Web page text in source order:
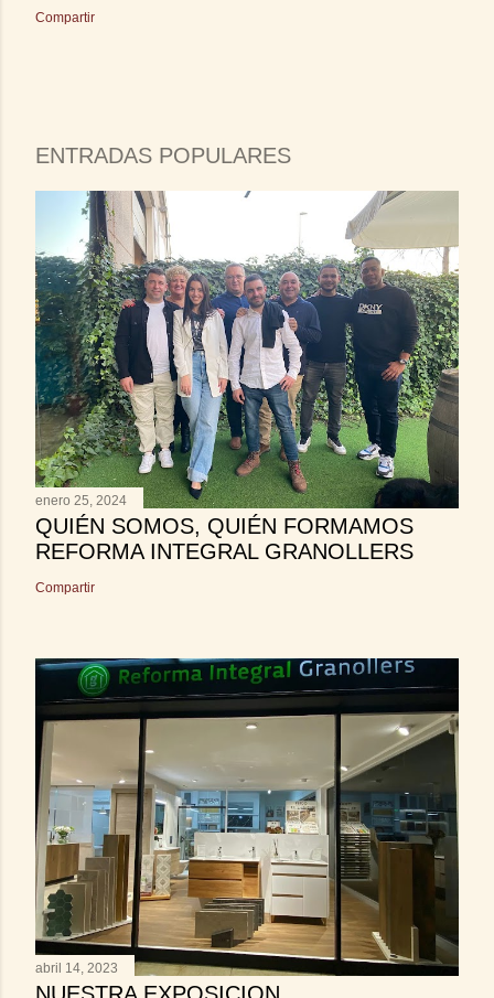
Compartir
ENTRADAS POPULARES
enero 25, 2024
QUIÉN SOMOS, QUIÉN FORMAMOS
REFORMA INTEGRAL GRANOLLERS
Compartir
abril 14, 2023